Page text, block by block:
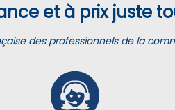
et à prix juste
des professionnels de la